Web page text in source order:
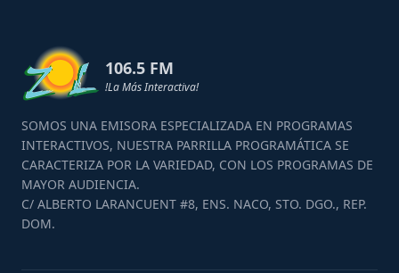
106.5 FM
!La Más Interactiva!
SOMOS UNA EMISORA ESPECIALIZADA EN PROGRAMAS
INTERACTIVOS, NUESTRA PARRILLA PROGRAMÁTICA SE
CARACTERIZA POR LA VARIEDAD, CON LOS PROGRAMAS DE
MAYOR AUDIENCIA.
C/ ALBERTO LARANCUENT #8, ENS. NACO, STO. DGO., REP.
DOM.